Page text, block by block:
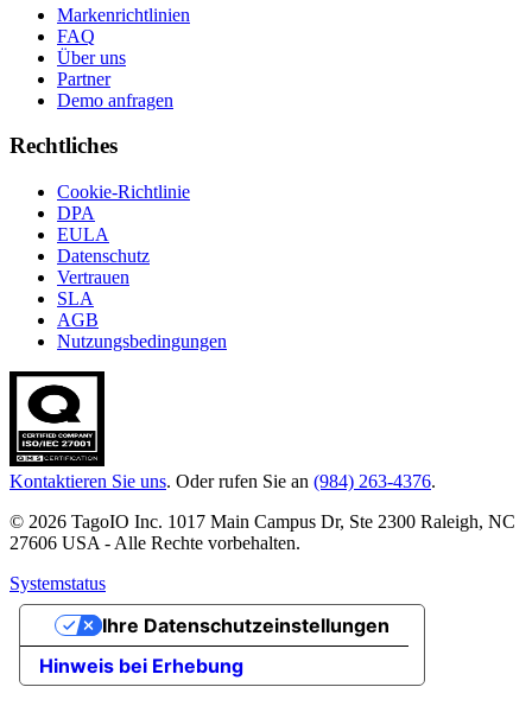
Markenrichtlinien
FAQ
Über uns
Partner
Demo anfragen
Rechtliches
Cookie-Richtlinie
DPA
EULA
Datenschutz
Vertrauen
SLA
AGB
Nutzungsbedingungen
Kontaktieren Sie uns. Oder rufen Sie an (984) 263-4376.
© 2026 TagoIO Inc. 1017 Main Campus Dr, Ste 2300 Raleigh, NC
27606 USA - Alle Rechte vorbehalten.
Systemstatus
Hinweis bei Erhebung
Ihre Datenschutzeinstellungen